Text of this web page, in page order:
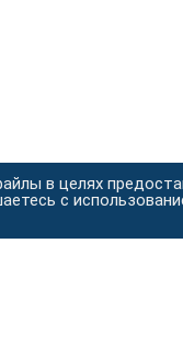
в целях
с